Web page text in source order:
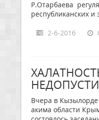
Р.Отарбаева
республиканских и
2-6-2016
Вчера в Кызылорде
акима области